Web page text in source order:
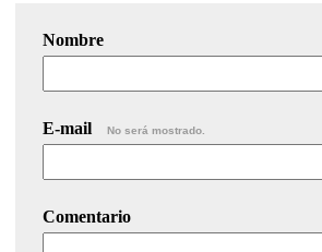
Nombre
E-mail No será mostrado.
Comentario